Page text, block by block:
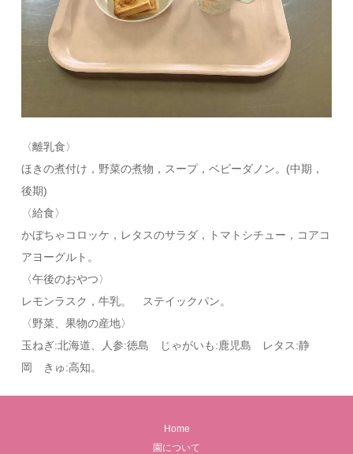
〈離乳食〉
ほきの煮付け，野菜の煮物，スープ，ベビーダノン。(中期，
後期)
〈給食〉
かぼちゃコロッケ，レタスのサラダ，トマトシチュー，コアコ
アヨーグルト。
〈午後のおやつ〉
レモンラスク，牛乳。 ステイックパン。
〈野菜、果物の産地〉
玉ねぎ:北海道、人参:徳島 じゃがいも:鹿児島 レタス:静
岡 きゅ:高知。
Home
園について